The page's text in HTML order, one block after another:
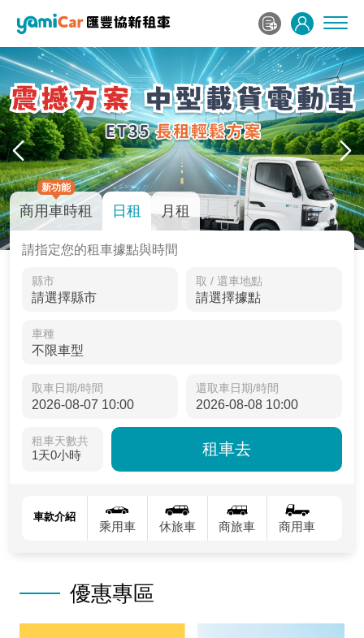
新功能
商用車時租 日租 月租
請指定您的租車據點與時間
縣市 取 / 還車地點
車種
取車日期/時間 還取車日期/時間
租車天數共
1天0小時 租車去
車款介紹
乘用車 休旅車 商旅車 商用車
優惠專區